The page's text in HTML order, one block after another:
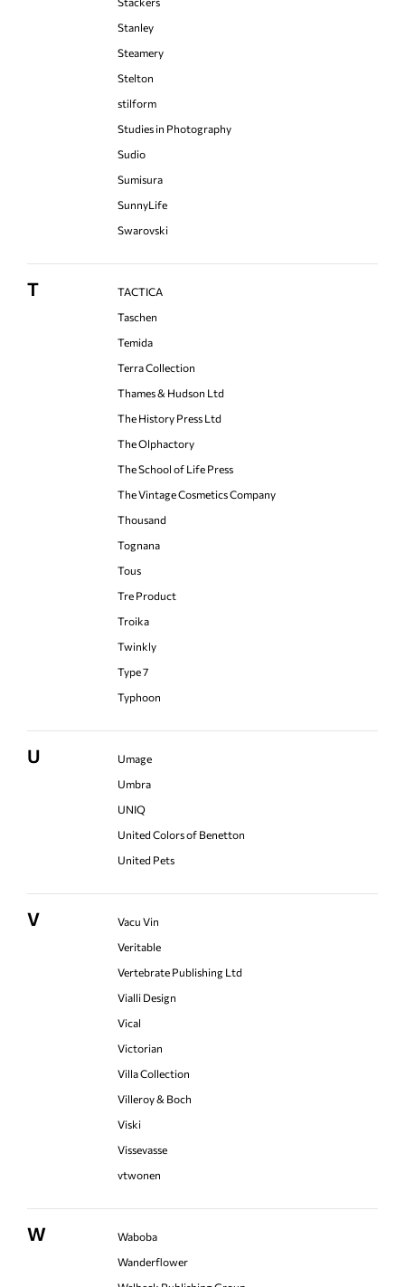
Stanley
Steamery
Stelton
stilform
Studies in Photography
Sudio
Sumisura
SunnyLife
Swarovski
T
TACTICA
Taschen
Temida
Terra Collection
Thames & Hudson Ltd
The History Press Ltd
The Olphactory
The School of Life Press
The Vintage Cosmetics Company
Thousand
Tognana
Tous
Tre Product
Troika
Twinkly
Type 7
Typhoon
U
Umage
Umbra
UNIQ
United Colors of Benetton
United Pets
V
Vacu Vin
Veritable
Vertebrate Publishing Ltd
Vialli Design
Vical
Victorian
Villa Collection
Villeroy & Boch
Viski
Vissevasse
vtwonen
W
Waboba
Wanderflower